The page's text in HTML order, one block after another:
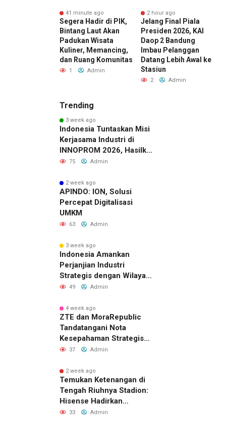
41 minute ago
Segera Hadir di PIK,
Bintang Laut Akan
Padukan Wisata
Kuliner, Memancing,
dan Ruang Komunitas
1 Admin
2 hour ago
Jelang Final Piala
Presiden 2026, KAI
Daop 2 Bandung
Imbau Pelanggan
Datang Lebih Awal ke
Stasiun
2 Admin
Trending
3 week ago
Indonesia Tuntaskan Misi
Kerjasama Industri di
INNOPROM 2026, Hasilkan
Belasan Kerja Sama
75 Admin
2 week ago
APINDO: ION, Solusi
Percepat Digitalisasi
UMKM
63 Admin
3 week ago
Indonesia Amankan
Perjanjian Industri
Strategis dengan Wilayah
Sverdlovsk, Rusia untuk
49 Admin
4 week ago
ZTE dan MoraRepublic
Tandatangani Nota
Kesepahaman Strategis
untuk Memperluas
Indonesia
37 Admin
2 week ago
Temukan Ketenangan di
Tengah Riuhnya Stadion:
Hisense Hadirkan
Pengalaman FIFA World
33 Admin